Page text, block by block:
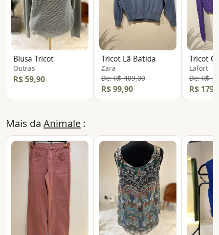
Blusa Tricot
Outras
R$ 59,90
Tricot Lã Batida
Zara
De: R$ 409,00
R$ 99,90
Tricot
Lafort
De: R$
R$
Mais da Animale :